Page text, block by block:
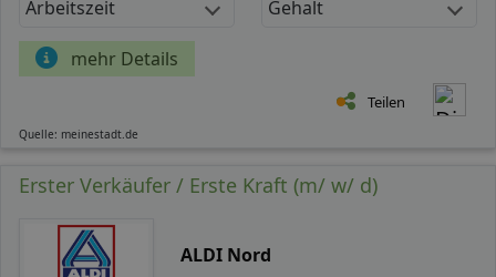
Arbeitszeit Gehalt
mehr Details
Teilen
Quelle: meinestadt.de
Erster Verkäufer / Erste Kraft (m/ w/ d)
ALDI Nord